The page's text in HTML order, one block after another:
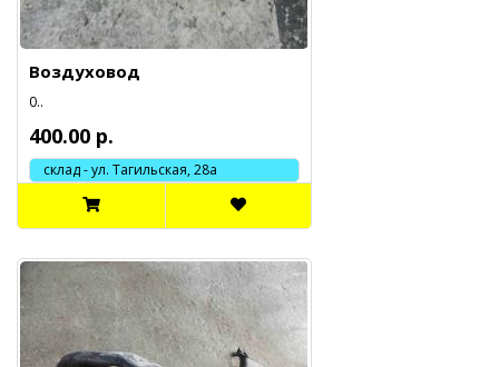
Воздуховод
0..
400.00 р.
склад - ул. Тагильская, 28а